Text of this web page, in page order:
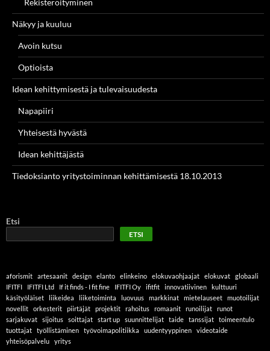
Rekisteröityminen
Näkyy ja kuuluu
Avoin kutsu
Optioista
Idean kehittymisestä ja tulevaisuudesta
Napapiiri
Yhteisestä hyvästä
Idean kehittäjästä
Tiedoksianto yritystoiminnan kehittämisestä 18.10.2013
Etsi
ETSI
aforismit artesaanit design elanto elinkeino elokuvaohjaajat elokuvat
globaali
IFITFI
IFITFI Ltd If it finds - I fit fine IFITFI Oy ifitfit innovatiivinen
kulttuuri
käsityöläiset
liikeidea liiketoiminta luovuus markkinat mietelauseet
muotoilijat
novellit
orkesterit piirtäjät projektit rahoitus romaanit runoilijat
runot
sarjakuvat
sijoitus soittajat start up suunnittelijat taide tanssijat
toimeentulo
tuottajat
työllistäminen työvoimapolitiikka uudentyyppinen
videotaide
yhteisöpalvelu
yritys